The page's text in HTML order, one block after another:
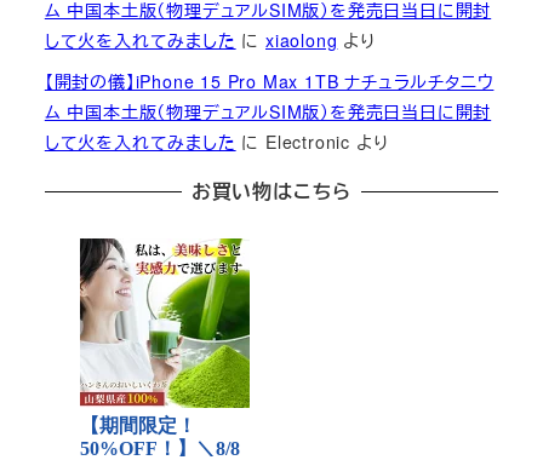
ム 中国本土版（物理デュアルSIM版）を発売日当日に開封
して火を入れてみました にxiaolong より
【開封の儀】iPhone 15 Pro Max 1TB ナチュラルチタニウ
ム 中国本土版（物理デュアルSIM版）を発売日当日に開封
して火を入れてみました に Electronic より
お買い物はこちら